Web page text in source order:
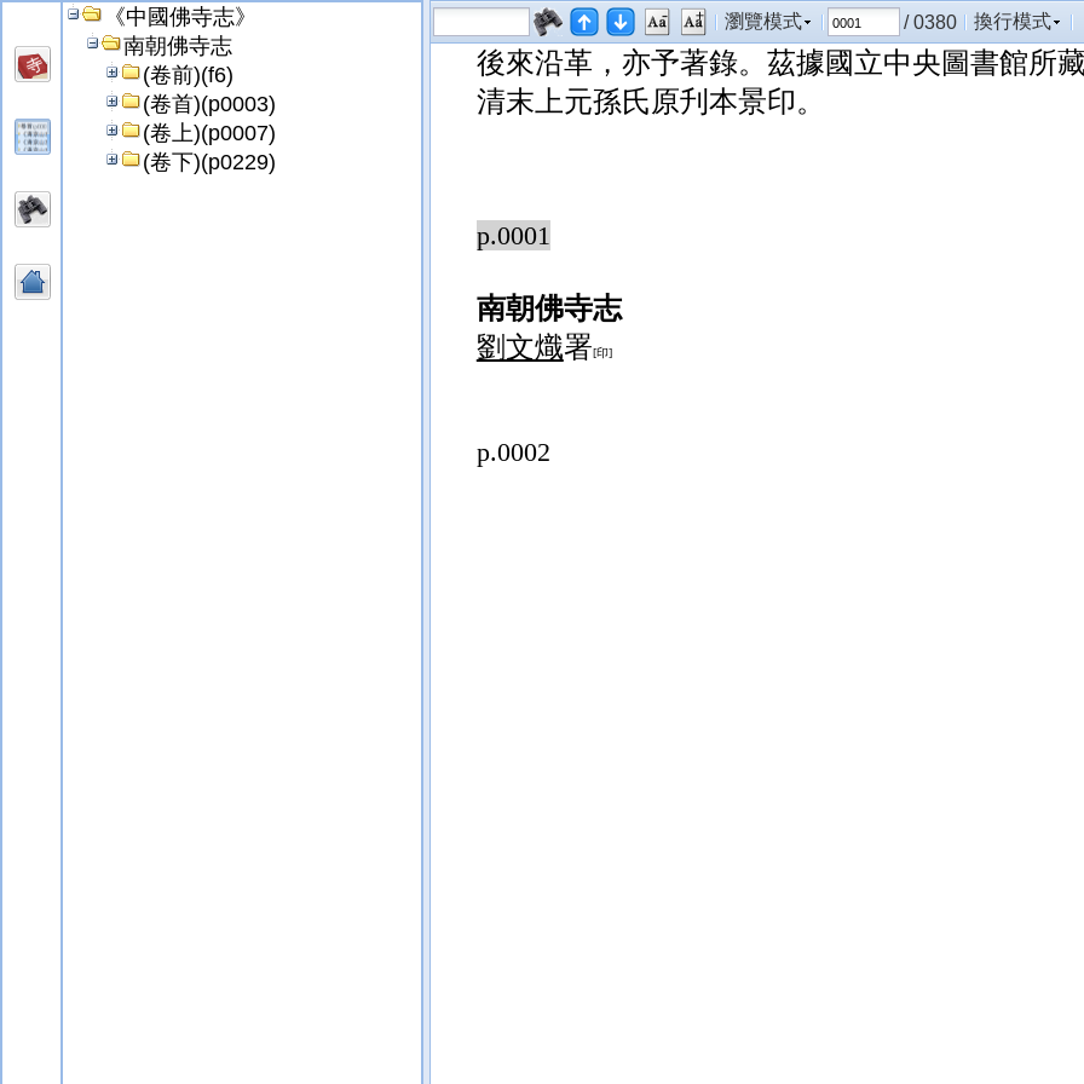
《中國佛寺志》
南朝佛寺志
(卷前)(f6)
(卷首)(p0003)
(卷上)(p0007)
(卷下)(p0229)
瀏覽模式 / 0380 換行模式
注標題之下，間有考證，可見南朝諸寺之梗概
後來沿革，亦予著錄。茲據國立中央圖書館所
清末上元孫氏原刋本景印。
p.0001
南朝佛寺志
劉文熾署[印]
p.0002